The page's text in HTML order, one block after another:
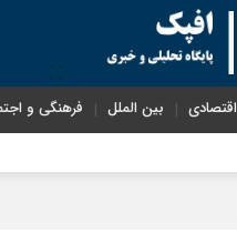
اقتصادی بین الملل فرهنگی و